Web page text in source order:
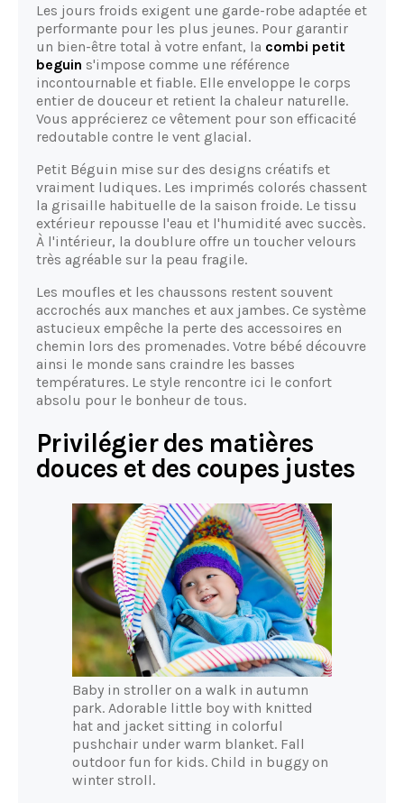
Les jours froids exigent une garde-robe adaptée et
performante pour les plus jeunes. Pour garantir
un bien-être total à votre enfant, la combi petit
beguin s'impose comme une référence
incontournable et fiable. Elle enveloppe le corps
entier de douceur et retient la chaleur naturelle.
Vous apprécierez ce vêtement pour son efficacité
redoutable contre le vent glacial.
Petit Béguin mise sur des designs créatifs et
vraiment ludiques. Les imprimés colorés chassent
la grisaille habituelle de la saison froide. Le tissu
extérieur repousse l'eau et l'humidité avec succès.
À l'intérieur, la doublure offre un toucher velours
très agréable sur la peau fragile.
Les moufles et les chaussons restent souvent
accrochés aux manches et aux jambes. Ce système
astucieux empêche la perte des accessoires en
chemin lors des promenades. Votre bébé découvre
ainsi le monde sans craindre les basses
températures. Le style rencontre ici le confort
absolu pour le bonheur de tous.
Privilégier des matières
douces et des coupes justes
Baby in stroller on a walk in autumn
park. Adorable little boy with knitted
hat and jacket sitting in colorful
pushchair under warm blanket. Fall
outdoor fun for kids. Child in buggy on
winter stroll.